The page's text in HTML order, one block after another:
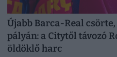
Újabb Barca-Real
pályán: a Citytől távozó
öldöklő harc